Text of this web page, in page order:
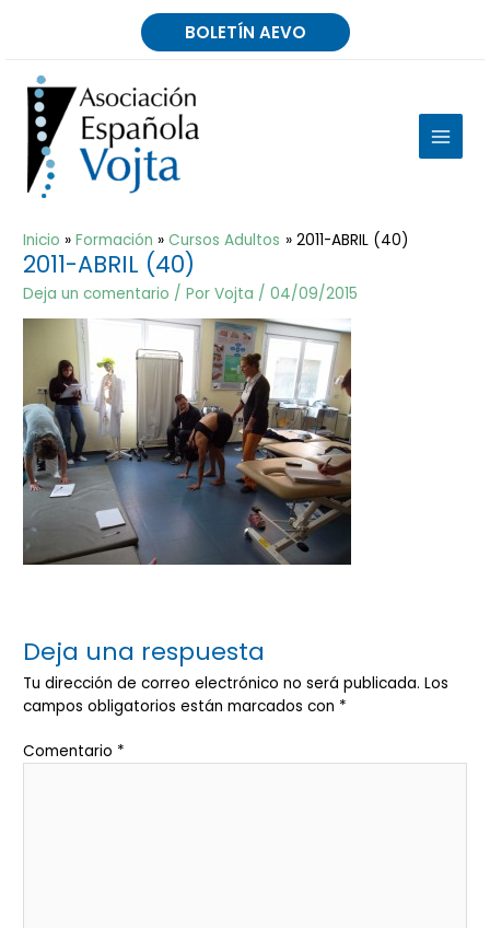
BOLETÍN AEVO
MAIN
Inicio Formación Cursos Adultos 2011-ABRIL (40)
2011-ABRIL (40)
Deja un comentario / PorVojta /04/09/2015
Deja una respuesta
Tu dirección de correo electrónico no será publicada. Los
campos obligatorios están marcados con *
Comentario *